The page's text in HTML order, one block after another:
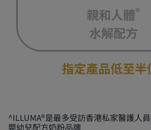
親和人體®
水解配方​
指定產品​低至半
^ILLUMA®是最多受訪香港私家醫護人
嬰幼兒配方奶粉品牌